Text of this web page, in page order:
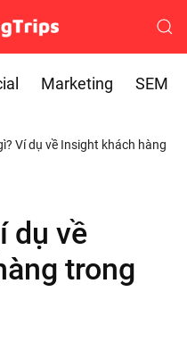
Marketing SEM
Ví dụ về Insight khách hàng
dụ về
trong